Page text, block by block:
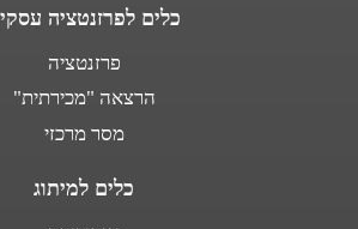
כלים לפרזנטציה
פרזנטציה
הרצאה "מכירתית"
מסר מרכזי
כלים למיתוג